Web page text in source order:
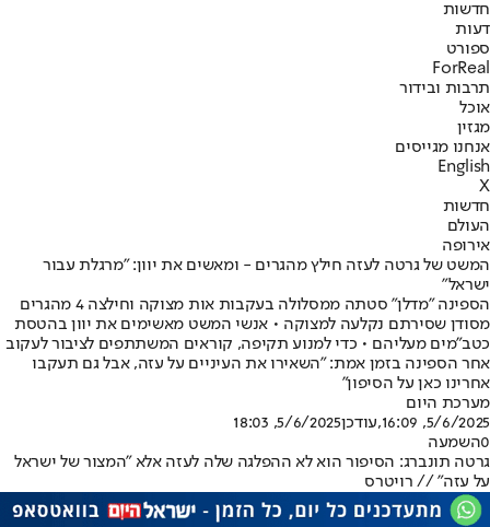
חדשות
דעות
ספורט
ForReal
תרבות ובידור
אוכל
מגזין
אנחנו מגייסים
English
X
חדשות
העולם
אירופה
המשט של גרטה לעזה חילץ מהגרים - ומאשים את יוון: "מרגלת עבור
ישראל"
הספינה "מדלן" סטתה ממסלולה בעקבות אות מצוקה וחילצה 4 מהגרים
מסודן שסירתם נקלעה למצוקה • אנשי המשט מאשימים את יוון בהטסת
כטב"מים מעליהם • כדי למנוע תקיפה, קוראים המשתתפים לציבור לעקוב
אחר הספינה בזמן אמת: "השאירו את העיניים על עזה, אבל גם תעקבו
אחרינו כאן על הסיפון"
מערכת היום
5/6/2025, 16:09
,עודכן5/6/2025, 18:03
0השמעה
גרטה תונברג: הסיפור הוא לא ההפלגה שלה לעזה אלא "המצור של ישראל
על עזה" // רויטרס